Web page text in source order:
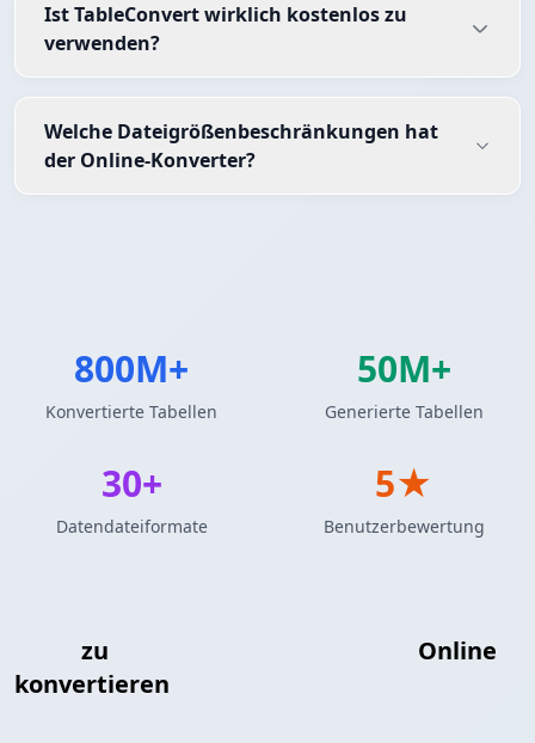
zu
Online
konvertieren
Ist TableConvert wirklich kostenlos zu
verwenden?
Welche Dateigrößenbeschränkungen hat
der Online-Konverter?
800M+
Konvertierte Tabellen
50M+
Generierte Tabellen
30+
Datendateiformate
5★
Benutzerbewertung